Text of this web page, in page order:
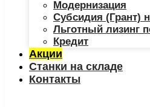
Модернизация
Субсидия (Грант)
Льготный лизинг
Кредит
Акции
Станки на складе
Контакты